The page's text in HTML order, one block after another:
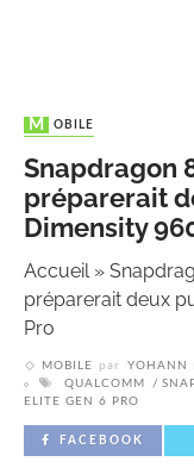
MOBILE
Snapdragon
préparerait
Dimensity
Accueil»
préparerait deux
Pro
MOBILE par YOHANN
QUALCOMM
ELITE GEN 6 PRO
FACEBOOK